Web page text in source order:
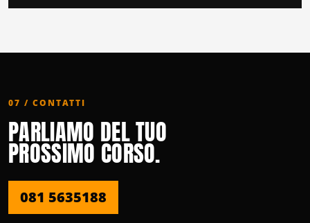
07 / CONTATTI
PARLIAMO DEL TUO
PROSSIMO CORSO.
081 5635188